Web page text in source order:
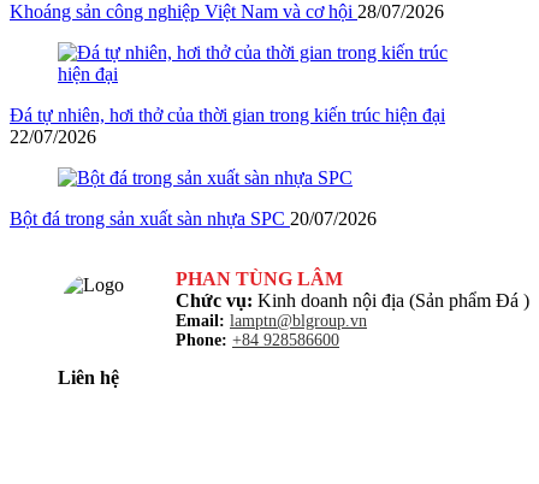
Khoáng sản công nghiệp Việt Nam và cơ hội 28/07/2026
Đá tự nhiên, hơi thở của thời gian trong kiến trúc hiện đại
22/07/2026
Bột đá trong sản xuất sàn nhựa SPC 20/07/2026
PHAN TÙNG LÂM
Chức vụ: Kinh doanh nội địa (Sản phẩm Đá )
Email: lamptn@blgroup.vn
Phone: +84 928586600
Liên hệ